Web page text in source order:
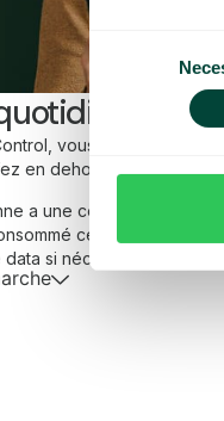
Consent
des
vous, en tant que
en dehors de l’UE/EEE.
a une certaine quantité
cette quantité de
si nécessaire.